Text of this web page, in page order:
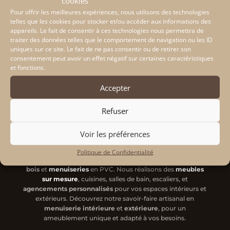
Pour offrir les meilleures expériences, nous utilisons des technologies
telles que les cookies pour stocker et/ou accéder aux informations des
appareils. Le fait de consentir à ces technologies nous permettra de
traiter des données telles que le comportement de navigation ou les ID
uniques sur ce site. Le fait de ne pas consentir ou de retirer son
consentement peut avoir un effet négatif sur certaines caractéristiques
et fonctions.
Accepter
Refuser
Voir les préférences
Politique de Confidentialité
 
, artisan menuisierà Chantonnay, spécialiste
boiset menuiseriesen PVC. Nous réalisons des meubles
sur mesure, cuisines, salles de bain, escaliers, et
agencements personnalisés pour vos espaces intérieurs et
extérieurs. Découvrez notre savoir-faire artisanal en
menuiserie intérieure et extérieure, pour un
ameublement unique et adapté à vos besoins.